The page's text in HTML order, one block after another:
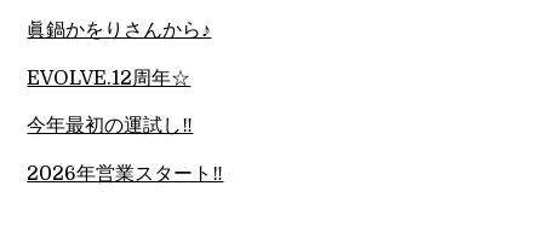
眞鍋かをりさんから♪
EVOLVE.12周年☆
今年最初の運試し‼︎
2026年営業スタート‼︎